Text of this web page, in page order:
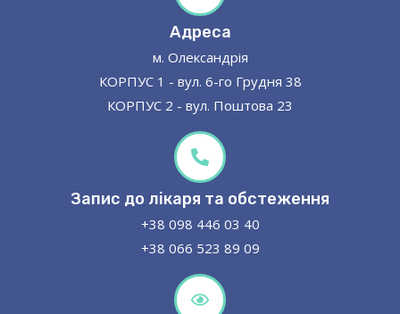
Адреса
м. Олександрія
КОРПУС 1 - вул. 6-го Грудня 38
КОРПУС 2 - вул. Поштова 23
Запис до лікаря та обстеження
+38 098 446 03 40
+38 066 523 89 09